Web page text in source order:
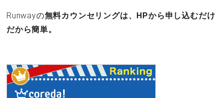
Runwayの無料カウンセリングは、HPから申し込むだけ
だから簡単。